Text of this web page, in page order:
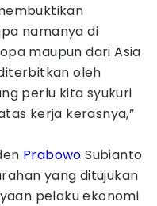
namanya di
maupun dari Asia
oleh
perlu kita syukuri
kerja kerasnya,”
Prabowo Subianto
yang ditujukan
pelaku ekonomi